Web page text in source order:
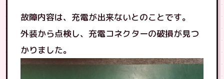
故障内容は、充電が出来ないとのことです。
外装から点検し、充電コネクターの破損が見つ
かりました。